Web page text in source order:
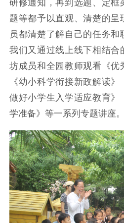
题等都予以直观、清楚的
员都清楚了解自己的任务和
我们又通过线上线下相结
坊成员和全园教师观看《优
《幼小科学衔接新政解读
做好小学生入学适应教育》
学准备》等一系列专题讲座。